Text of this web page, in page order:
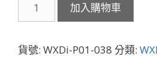
P01-
蒼
加入購物車
貨號: WXDi-P01-038 分類: